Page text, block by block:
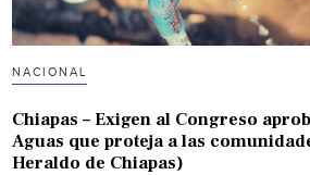
NACIONAL
Chiapas – Exigen al Congreso
Aguas que proteja a las
Heraldo de Chiapas)